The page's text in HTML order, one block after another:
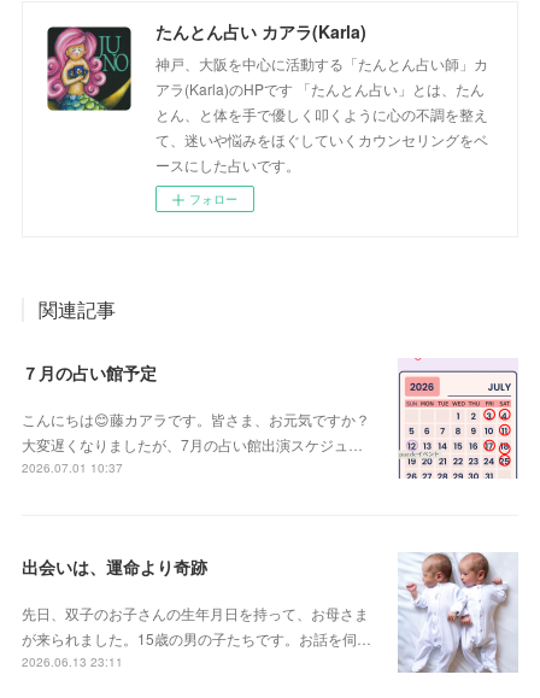
たんとん占い カアラ(Karla)
神戸、大阪を中心に活動する「たんとん占い師」カ
アラ(Karla)のHPです 「たんとん占い」とは、たん
とん、と体を手で優しく叩くように心の不調を整え
て、迷いや悩みをほぐしていくカウンセリングをベ
ースにした占いです。
フォロー
関連記事
７月の占い館予定
こんにちは😊藤カアラです。皆さま、お元気ですか？
大変遅くなりましたが、7月の占い館出演スケジュ…
2026.07.01 10:37
出会いは、運命より奇跡
先日、双子のお子さんの生年月日を持って、お母さま
が来られました。15歳の男の子たちです。お話を伺…
2026.06.13 23:11